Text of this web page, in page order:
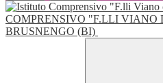
COMPRENSIVO "F.LLI VIANO
BRUSNENGO (BI)